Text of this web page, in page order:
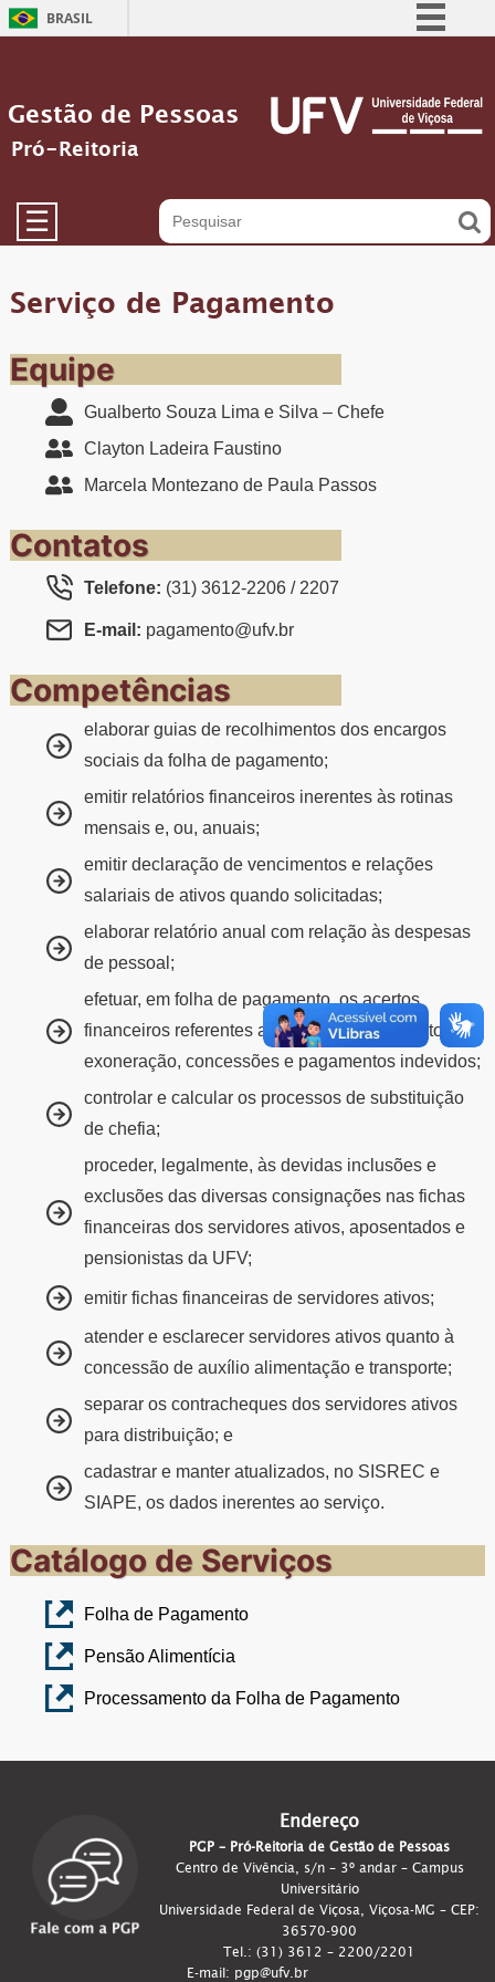
BRASIL
Participe
Legislação
Gestão de Pessoas
Pró-Reitoria
☰
Serviço de Pagamento
Equipe
Gualberto Souza Lima e Silva – Chefe
Clayton Ladeira Faustino
Marcela Montezano de Paula Passos
Contatos
Telefone: (31) 3612-2206 / 2207
E-mail: pagamento@ufv.br
Competências
elaborar guias de recolhimentos dos encargos
sociais da folha de pagamento;
emitir relatórios financeiros inerentes às rotinas
mensais e, ou, anuais;
emitir declaração de vencimentos e relações
salariais de ativos quando solicitadas;
elaborar relatório anual com relação às despesas
de pessoal;
efetuar, em folha de pagamento, os acertos
financeiros referentes a inclusão, afastamento,
exoneração, concessões e pagamentos indevidos;
controlar e calcular os processos de substituição
de chefia;
proceder, legalmente, às devidas inclusões e
exclusões das diversas consignações nas fichas
financeiras dos servidores ativos, aposentados e
pensionistas da UFV;
emitir fichas financeiras de servidores ativos;
atender e esclarecer servidores ativos quanto à
concessão de auxílio alimentação e transporte;
separar os contracheques dos servidores ativos
para distribuição; e
cadastrar e manter atualizados, no SISREC e
SIAPE, os dados inerentes ao serviço.
Catálogo de Serviços
Folha de Pagamento
Pensão Alimentícia
Processamento da Folha de Pagamento
Endereço
PGP – Pró-Reitoria de Gestão de Pessoas
Centro de Vivência, s/n – 3º andar – Campus
Universitário
Universidade Federal de Viçosa, Viçosa-MG – CEP:
36570-900
Tel.: (31) 3612 – 2200/2201
E-mail: pgp@ufv.br